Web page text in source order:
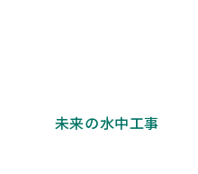
未来の水中工事